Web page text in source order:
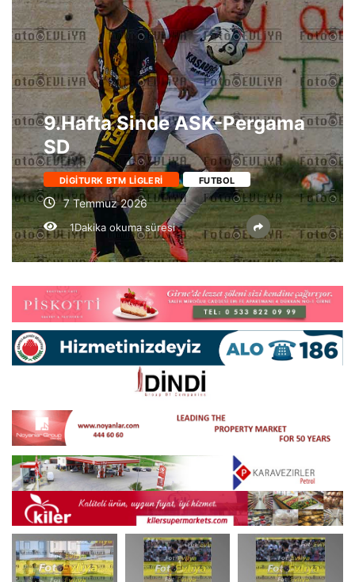
9.Hafta Sinde ASK-Pergama
SD
DIGITURK BTM LIGLERI FUTBOL
7 Temmuz 2026
1Dakika okuma süresi